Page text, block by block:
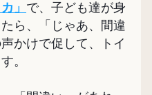
」 で、子ども達が身
ら、「じゃあ、間違
かけで促して、トイ
。